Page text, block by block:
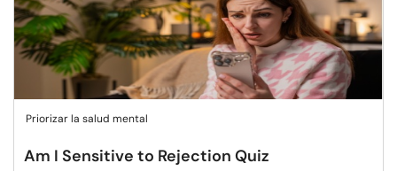
Priorizar la salud mental
Am I Sensitive to Rejection Quiz